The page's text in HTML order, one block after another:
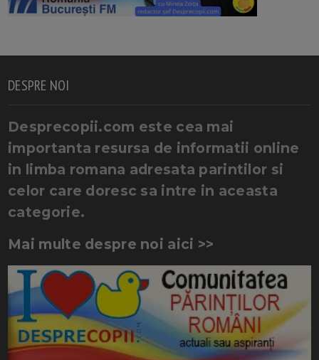
DESPRE NOI
Desprecopii.com este cea mai
importanta resursa de informatii online
in limba romana adresata parintilor si
celor care doresc sa intre in aceasta
categorie.
Mai multe despre noi aici >>